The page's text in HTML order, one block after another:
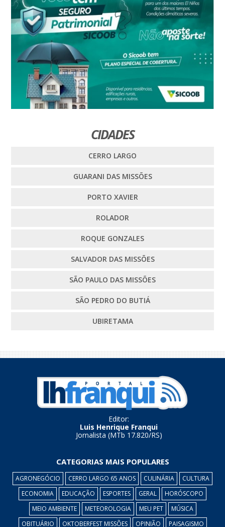
CIDADES
CERRO LARGO
GUARANI DAS MISSÕES
PORTO XAVIER
ROLADOR
ROQUE GONZALES
SALVADOR DAS MISSÕES
SÃO PAULO DAS MISSÕES
SÃO PEDRO DO BUTIÁ
UBIRETAMA
Editor:
Luis Henrique Franqui
Jornalista (MTb 17.820/RS)
CATEGORIAS MAIS POPULARES
AGRONEGÓCIO CERRO LARGO 65 ANOS CULINÁRIA
CULTURA
ECONOMIA
EDUCAÇÃO ESPORTES GERAL
HORÓSCOPO
MEIO AMBIENTE
METEOROLOGIA MEU PET
MÚSICA
OBITUÁRIO
OKTOBERFEST MISSÕES OPINIÃO PAISAGISMO